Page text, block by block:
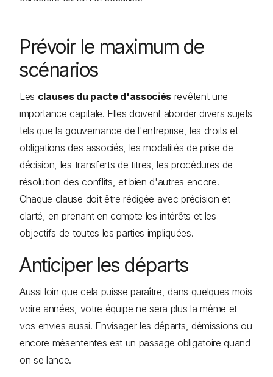
Prévoir le maximum de
scénarios
Les clauses du pacte d'associés revêtent une
importance capitale. Elles doivent aborder divers sujets
tels que la gouvernance de l'entreprise, les droits et
obligations des associés, les modalités de prise de
décision, les transferts de titres, les procédures de
résolution des conflits, et bien d'autres encore.
Chaque clause doit être rédigée avec précision et
clarté, en prenant en compte les intérêts et les
objectifs de toutes les parties impliquées.
Anticiper les départs
Aussi loin que cela puisse paraître, dans quelques mois
voire années, votre équipe ne sera plus la même et
vos envies aussi. Envisager les départs, démissions ou
encore mésententes est un passage obligatoire quand
on se lance.